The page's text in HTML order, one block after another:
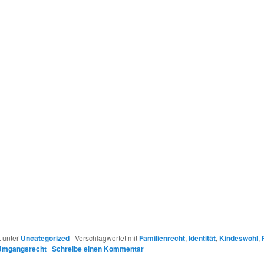
unter Uncategorized |Verschlagwortet mit Familienrecht,Identität,Kindeswohl,
|Schreibe einen Kommentar